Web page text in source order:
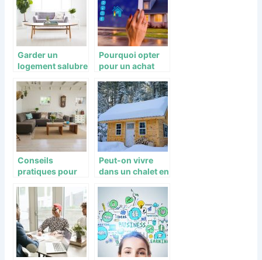
Garder un
logement salubre
sa location et sa
revente
Pourquoi opter
pour un achat
la région d’Oise
et Aisne ?
Conseils
pratiques pour
aménagement
d’intérieur
Peut-on vivre
dans un chalet en